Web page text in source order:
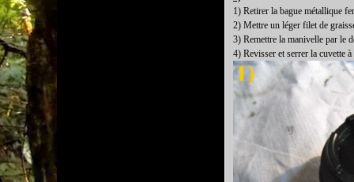
1) Retirer la bague métallique
2) Mettre un léger filet de
3) Remettre la manivelle par le
4) Revisser et serrer la cuvette